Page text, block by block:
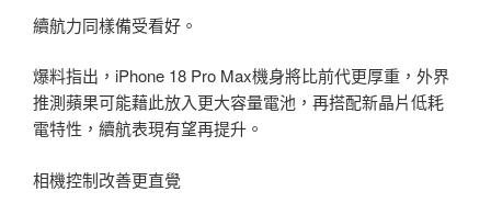
續航力同樣備受看好。
爆料指出，iPhone 18 Pro Max機身將比前代更厚重，外界
推測蘋果可能藉此放入更大容量電池，再搭配新晶片低耗
電特性，續航表現有望再提升。
相機控制改善更直覺